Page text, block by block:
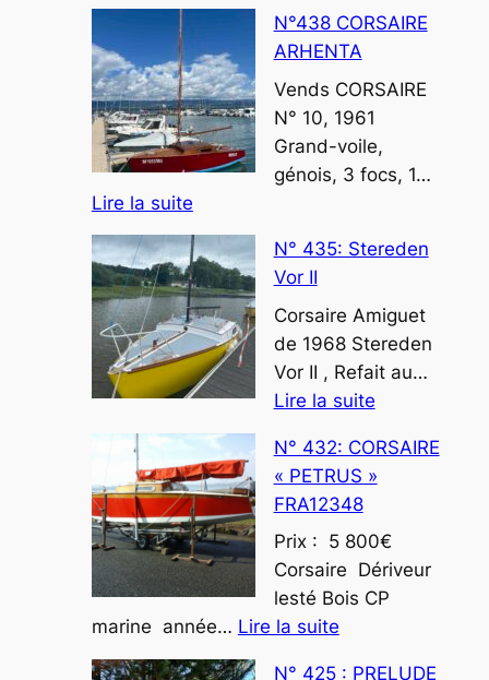
CORSAIRE
GASPESIE
N°438 CORSAIRE
ARHENTA
Vends CORSAIRE
N° 10, 1961
Grand-voile,
génois, 3 focs, 1…
Lire la suite:
N°438
CORSAIRE
ARHENTA
N° 435: Stereden
Vor II
Corsaire Amiguet
de 1968 Stereden
Vor II , Refait au…
Lire la suite:
435:
Stereden
II
N° 432: CORSAIRE
« PETRUS »
FRA12348
Prix : 5 800€
Corsaire Dériveur
lesté Bois CP
marine année… Lire la suite:
N° 425 : PRELUDE